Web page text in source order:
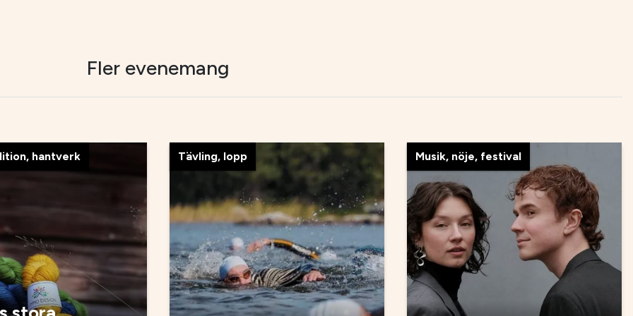
Fler evenemang
hantverk Tävling, lopp Musik, nöje, festival